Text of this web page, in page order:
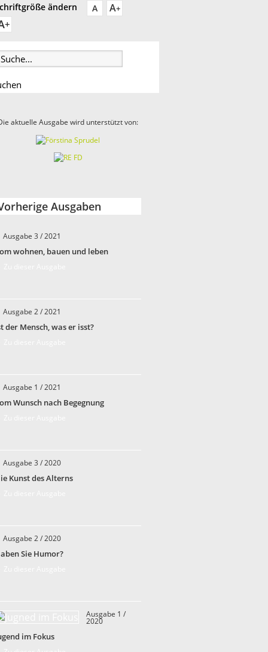
ändern A A+
+
aktuelle Ausgabe wird unterstützt von:
Ausgaben
Ausgabe 3 / 2021
wohnen, bauen und leben
Ausgabe 2 / 2021
der Mensch, was er isst?
Ausgabe 1 / 2021
Wunsch nach Begegnung
Ausgabe 3 / 2020
Kunst des Alterns
Ausgabe 2 / 2020
Sie Humor?
Ausgabe 1 /
2020
im Fokus